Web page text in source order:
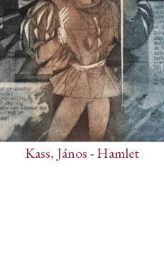
Kass, János-Hamlet